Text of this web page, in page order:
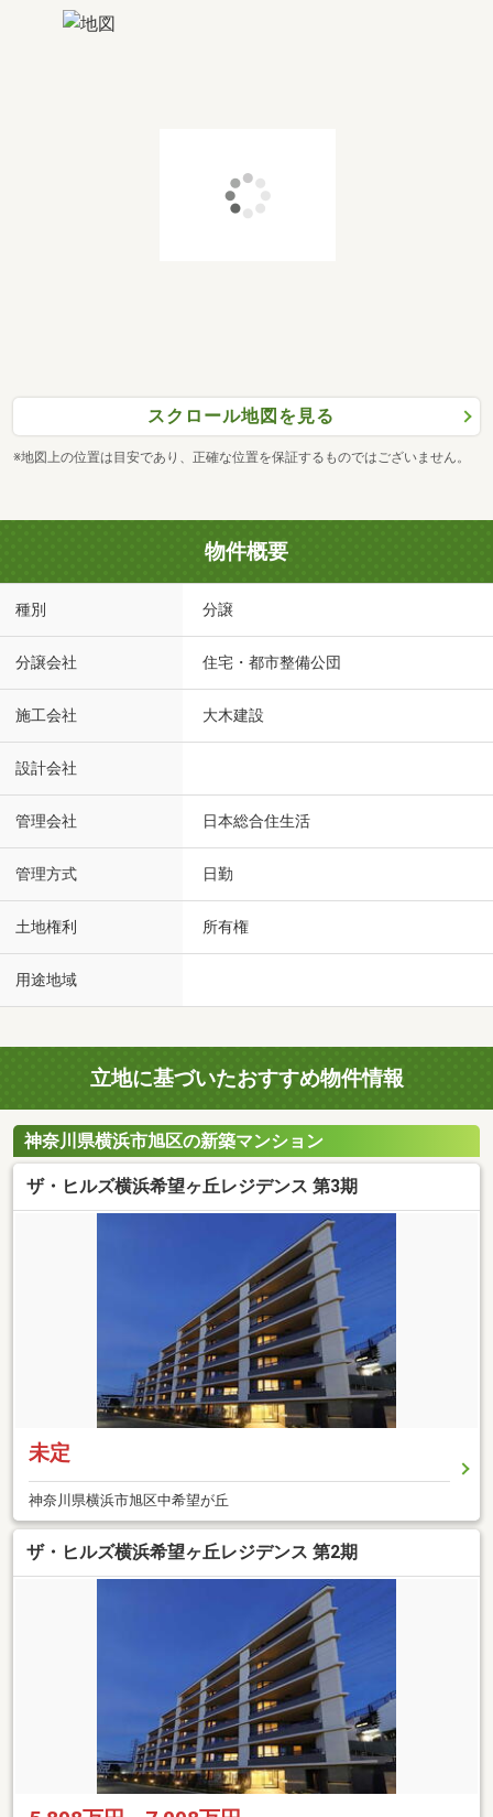
スクロール地図を見る
※地図上の位置は目安であり、正確な位置を保証するものではございません。
物件概要
種別 分譲
分譲会社 住宅・都市整備公団
施工会社 大木建設
設計会社
管理会社 日本総合住生活
管理方式 日勤
土地権利 所有権
用途地域
立地に基づいたおすすめ物件情報
神奈川県横浜市旭区の新築マンション
ザ・ヒルズ横浜希望ヶ丘レジデンス 第3期
未定
神奈川県横浜市旭区中希望が丘
ザ・ヒルズ横浜希望ヶ丘レジデンス 第2期